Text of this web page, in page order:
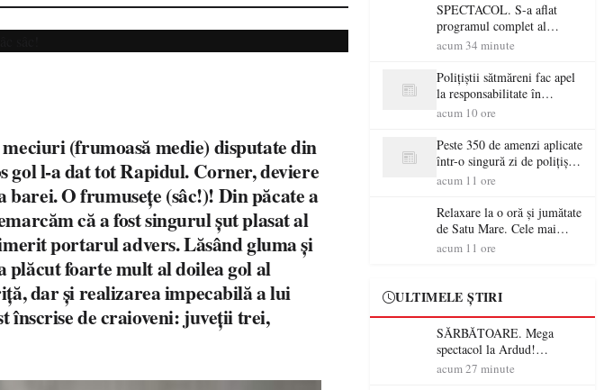
(frumoasă medie) disputate din
gol l-a dat tot Rapidul. Corner, deviere
O frumusețe (sâc!)! Din păcate a
că a fost singurul șut plasat al
portarul advers. Lăsând gluma și
plăcut foarte mult al doilea gol al
dar și realizarea impecabilă a lui
înscrise de craioveni: juveții trei,
SPECTACOL. S-a aflat
programul complet al
Sărbătorii Castanelor 2026!
Rimes, Killa Fonic, Zdob și
Zdub și Fuego vin la Baia
acum 34 minute
Polițiștii sătmăreni fac apel
la responsabilitate în
trafic…
acum 10 ore
Peste 350 de amenzi aplicate
într-o singură zi de polițiștii
sătmăreni
acum 11 ore
Relaxare la o oră și jumătate
de Satu Mare. Cele mai
spectaculoase piscine
escapadă de vară
acum 11 ore
ULTIMELE ȘTIRI
SĂRBĂTOARE. Mega
spectacol la Ardud!
ANTONIA, VUNK și
acum 27 minute